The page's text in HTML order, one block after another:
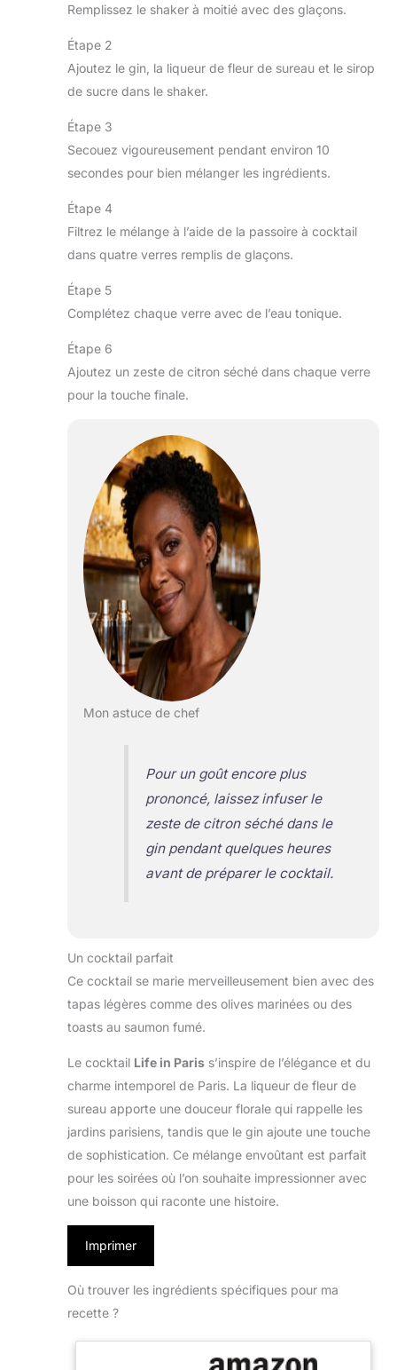
Remplissez le shaker à moitié avec des glaçons.
Étape 2
Ajoutez le gin, la liqueur de fleur de sureau et le sirop
de sucre dans le shaker.
Étape 3
Secouez vigoureusement pendant environ 10
secondes pour bien mélanger les ingrédients.
Étape 4
Filtrez le mélange à l’aide de la passoire à cocktail
dans quatre verres remplis de glaçons.
Étape 5
Complétez chaque verre avec de l’eau tonique.
Étape 6
Ajoutez un zeste de citron séché dans chaque verre
pour la touche finale.
Mon astuce de chef
Pour un goût encore plus
prononcé, laissez infuser le
zeste de citron séché dans le
gin pendant quelques heures
avant de préparer le cocktail.
Un cocktail parfait
Ce cocktail se marie merveilleusement bien avec des
tapas légères comme des olives marinées ou des
toasts au saumon fumé.
Le cocktail Life in Paris s’inspire de l’élégance et du
charme intemporel de Paris. La liqueur de fleur de
sureau apporte une douceur florale qui rappelle les
jardins parisiens, tandis que le gin ajoute une touche
de sophistication. Ce mélange envoûtant est parfait
pour les soirées où l’on souhaite impressionner avec
une boisson qui raconte une histoire.
Imprimer
Où trouver les ingrédients spécifiques pour ma
recette ?